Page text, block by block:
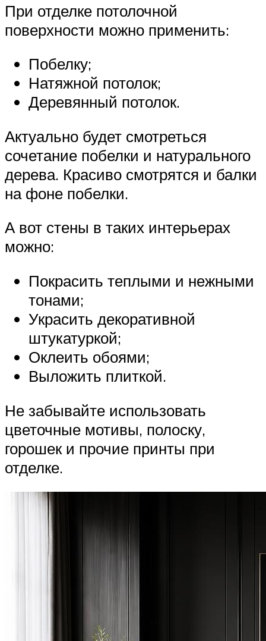
При отделке потолочной
поверхности можно применить:
Побелку;
Натяжной потолок;
Деревянный потолок.
Актуально будет смотреться
сочетание побелки и натурального
дерева. Красиво смотрятся и балки
на фоне побелки.
А вот стены в таких интерьерах
можно:
Покрасить теплыми и нежными
тонами;
Украсить декоративной
штукатуркой;
Оклеить обоями;
Выложить плиткой.
Не забывайте использовать
цветочные мотивы, полоску,
горошек и прочие принты при
отделке.